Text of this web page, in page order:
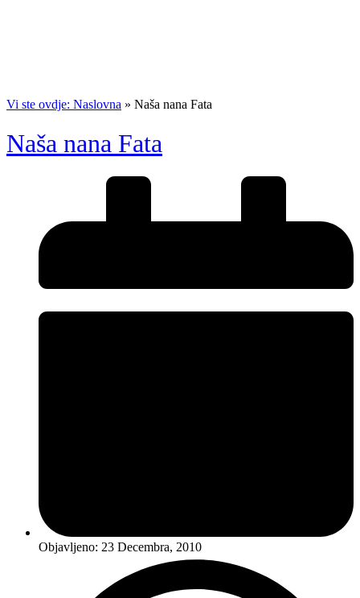
Vi ste ovdje: Naslovna » Naša nana Fata
Naša nana Fata
Objavljeno: 23 Decembra, 2010